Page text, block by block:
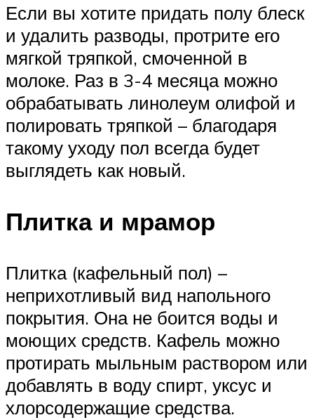
Если вы хотите придать полу блеск
и удалить разводы, протрите его
мягкой тряпкой, смоченной в
молоке. Раз в 3-4 месяца можно
обрабатывать линолеум олифой и
полировать тряпкой – благодаря
такому уходу пол всегда будет
выглядеть как новый.
Плитка и мрамор
Плитка (кафельный пол) –
неприхотливый вид напольного
покрытия. Она не боится воды и
моющих средств. Кафель можно
протирать мыльным раствором или
добавлять в воду спирт, уксус и
хлорсодержащие средства.